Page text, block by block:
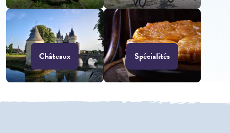
Châteaux Spécialités